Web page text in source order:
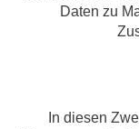
Daten zu
In diesen